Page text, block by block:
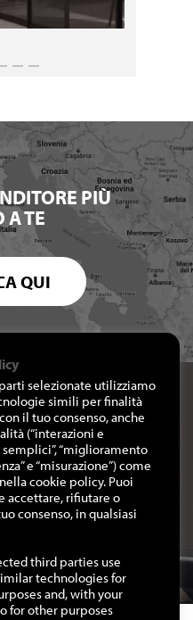
PIÙ
A TE
QUI
NOSTRI
QUI
selezionate utilizziamo
simili per finalità
il tuo consenso, anche
(“interazioni e
“miglioramento
e “misurazione”) come
cookie policy. Puoi
accettare, rifiutare o
consenso, in qualsiasi
third parties use
technologies for
and, with your
for other purposes